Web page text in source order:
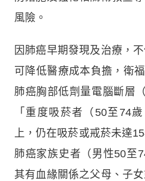
風險。
因肺癌早期發現及治療，
可降低醫療成本負擔，衛
肺癌胸部低劑量電腦斷層
「重度吸菸者（50至74
上，仍在吸菸或戒菸未達
肺癌家族史者（男性50至
其有血緣關係之父母、子